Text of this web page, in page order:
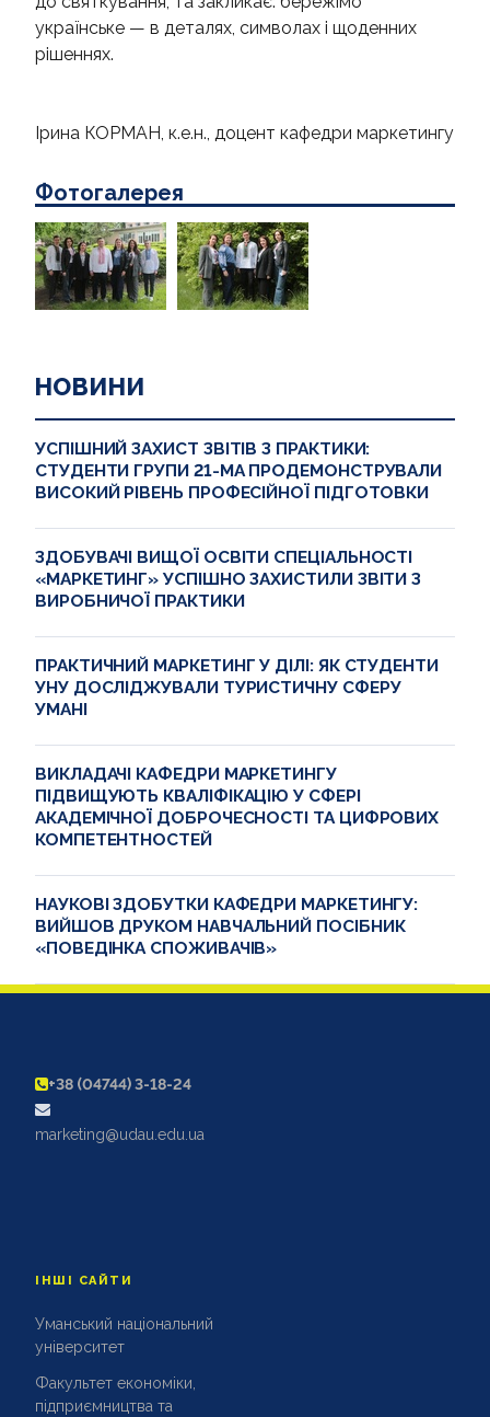
українське — в деталях, символах і щоденних
рішеннях.
Ірина КОРМАН, к.е.н., доцент кафедри маркетингу
Фотогалерея
НОВИНИ
УСПІШНИЙ ЗАХИСТ ЗВІТІВ З ПРАКТИКИ:
СТУДЕНТИ ГРУПИ 21-МА ПРОДЕМОНСТРУВАЛИ
ВИСОКИЙ РІВЕНЬ ПРОФЕСІЙНОЇ ПІДГОТОВКИ
ЗДОБУВАЧІ ВИЩОЇ ОСВІТИ СПЕЦІАЛЬНОСТІ
«МАРКЕТИНГ» УСПІШНО ЗАХИСТИЛИ ЗВІТИ З
ВИРОБНИЧОЇ ПРАКТИКИ
ПРАКТИЧНИЙ МАРКЕТИНГ У ДІЛІ: ЯК СТУДЕНТИ
УНУ ДОСЛІДЖУВАЛИ ТУРИСТИЧНУ СФЕРУ
УМАНІ
ВИКЛАДАЧІ КАФЕДРИ МАРКЕТИНГУ
ПІДВИЩУЮТЬ КВАЛІФІКАЦІЮ У СФЕРІ
АКАДЕМІЧНОЇ ДОБРОЧЕСНОСТІ ТА ЦИФРОВИХ
КОМПЕТЕНТНОСТЕЙ
НАУКОВІ ЗДОБУТКИ КАФЕДРИ МАРКЕТИНГУ:
ВИЙШОВ ДРУКОМ НАВЧАЛЬНИЙ ПОСІБНИК
«ПОВЕДІНКА СПОЖИВАЧІВ»
+38 (04744) 3-18-24
marketing@udau.edu.ua
ІНШІ САЙТИ
Уманський національний
університет
Факультет економіки,
підприємництва та